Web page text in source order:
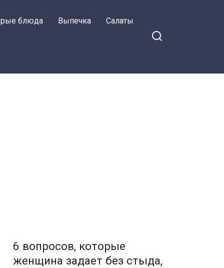
блюда Выпечка Салаты
6 вопросов, которые
женщина задает без стыда,